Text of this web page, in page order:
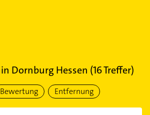
in Dornburg Hessen (16Treffer)
Bewertung Entfernung